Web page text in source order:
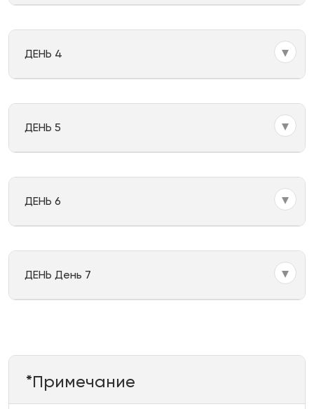
ДЕНЬ 4
ДЕНЬ 5
ДЕНЬ 6
ДЕНЬ День 7
*Примечание